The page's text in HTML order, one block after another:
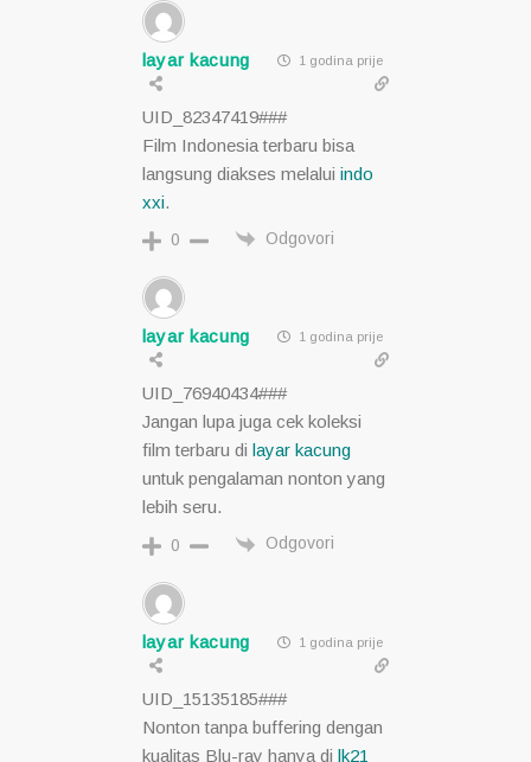
layar kacung 1 godina prije
UID_82347419###
Film Indonesia terbaru bisa
langsung diakses melalui indo
xxi.
0 Odgovori
layar kacung 1 godina prije
UID_76940434###
Jangan lupa juga cek koleksi
film terbaru di layar kacung
untuk pengalaman nonton yang
lebih seru.
0 Odgovori
layar kacung 1 godina prije
UID_15135185###
Nonton tanpa buffering dengan
kualitas Blu-ray hanya di lk21